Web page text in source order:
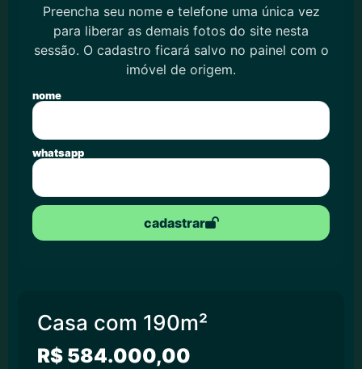
Preencha seu nome e telefone uma única vez
para liberar as demais fotos do site nesta
sessão. O cadastro ficará salvo no painel com o
imóvel de origem.
nome
whatsapp
cadastrar
Casa com 190m²
R$ 584.000,00